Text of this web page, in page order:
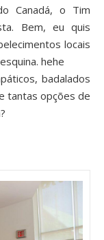
Canadá, o Tim
Bem, eu quis
locais
hehe
badalados
tantas opções de